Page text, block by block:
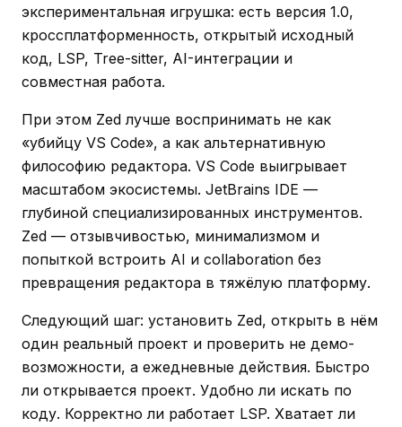
экспериментальная игрушка: есть версия 1.0,
кроссплатформенность, открытый исходный
код, LSP, Tree-sitter, AI-интеграции и
совместная работа.
При этом Zed лучше воспринимать не как
«убийцу VS Code», а как альтернативную
философию редактора. VS Code выигрывает
масштабом экосистемы. JetBrains IDE —
глубиной специализированных инструментов.
Zed — отзывчивостью, минимализмом и
попыткой встроить AI и collaboration без
превращения редактора в тяжёлую платформу.
Следующий шаг: установить Zed, открыть в нём
один реальный проект и проверить не демо-
возможности, а ежедневные действия. Быстро
ли открывается проект. Удобно ли искать по
коду. Корректно ли работает LSP. Хватает ли